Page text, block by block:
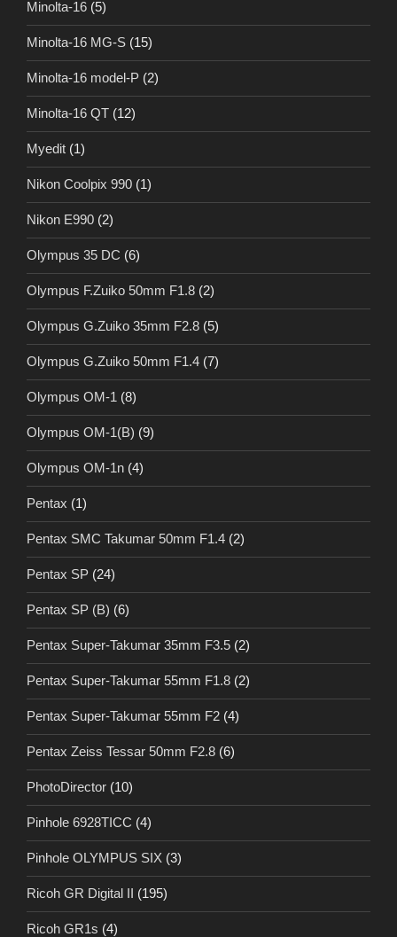
Minolta-16 (5)
Minolta-16 MG-S (15)
Minolta-16 model-P (2)
Minolta-16 QT (12)
Myedit (1)
Nikon Coolpix 990 (1)
Nikon E990 (2)
Olympus 35 DC (6)
Olympus F.Zuiko 50mm F1.8 (2)
Olympus G.Zuiko 35mm F2.8 (5)
Olympus G.Zuiko 50mm F1.4 (7)
Olympus OM-1 (8)
Olympus OM-1(B) (9)
Olympus OM-1n (4)
Pentax (1)
Pentax SMC Takumar 50mm F1.4 (2)
Pentax SP (24)
Pentax SP (B) (6)
Pentax Super-Takumar 35mm F3.5 (2)
Pentax Super-Takumar 55mm F1.8 (2)
Pentax Super-Takumar 55mm F2 (4)
Pentax Zeiss Tessar 50mm F2.8 (6)
PhotoDirector (10)
Pinhole 6928TICC (4)
Pinhole OLYMPUS SIX (3)
Ricoh GR Digital II (195)
Ricoh GR1s (4)